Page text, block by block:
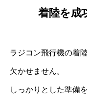
着陸を成
ラジコン飛行機の着
欠かせません。
しっかりとした準備